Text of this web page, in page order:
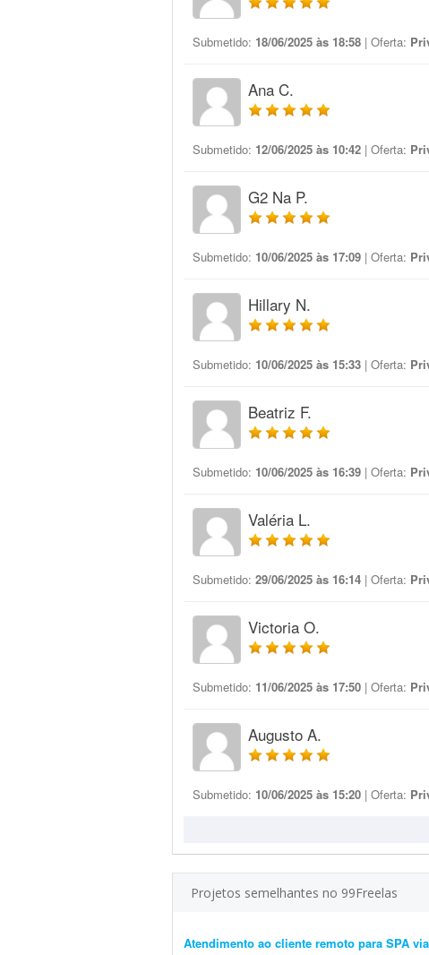
Submetido: 18/06/2025 às 18:58 | Oferta:
Ana C.
Submetido: 12/06/2025 às 10:42 | Oferta:
G2 Na P.
Submetido: 10/06/2025 às 17:09 | Oferta:
Hillary N.
Submetido: 10/06/2025 às 15:33 | Oferta:
Beatriz F.
Submetido: 10/06/2025 às 16:39 | Oferta:
Valéria L.
Submetido: 29/06/2025 às 16:14 | Oferta:
Victoria O.
Submetido: 11/06/2025 às 17:50 | Oferta:
Augusto A.
Submetido: 10/06/2025 às 15:20 | Oferta:
Projetos semelhantes no 99Freelas
Atendimento ao cliente remoto para SPA